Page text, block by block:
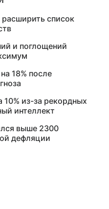
список
и поглощений
18% после
10% из-за рекордных
интеллект
выше 2300
дефляции